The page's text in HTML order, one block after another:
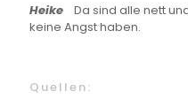
Heike Da sind alle nett
keine Angst haben.
Quellen: